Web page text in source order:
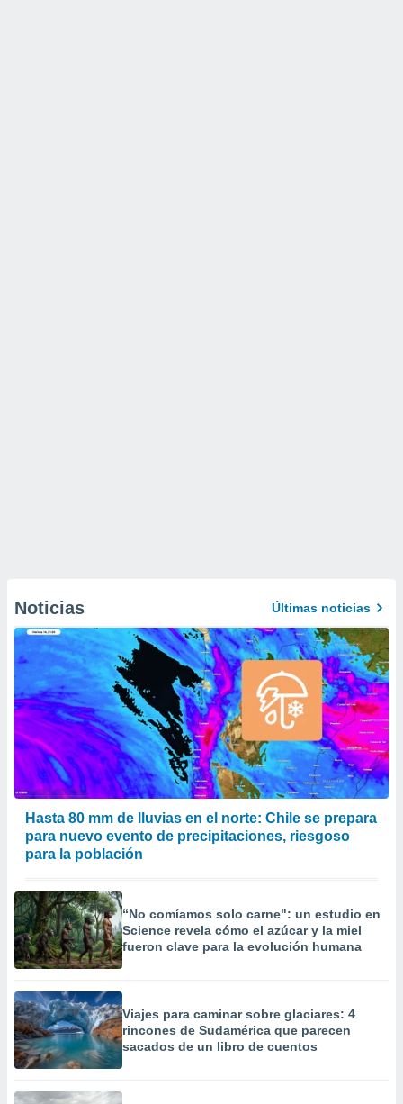
Noticias Últimas noticias
Hasta 80 mm de lluvias en el norte: Chile se prepara
para nuevo evento de precipitaciones, riesgoso
para la población
“No comíamos solo carne": un estudio en
Science revela cómo el azúcar y la miel
fueron clave para la evolución humana
Viajes para caminar sobre glaciares: 4
rincones de Sudamérica que parecen
sacados de un libro de cuentos